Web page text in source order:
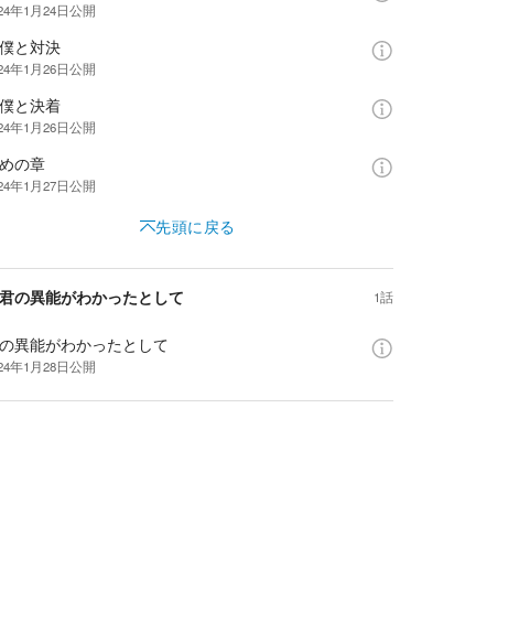
年1月24日公開
と対決
年1月26日公開
と決着
年1月26日公開
の章
年1月27日公開
先頭に戻る
の異能がわかったとして 1話
異能がわかったとして
年1月28日公開